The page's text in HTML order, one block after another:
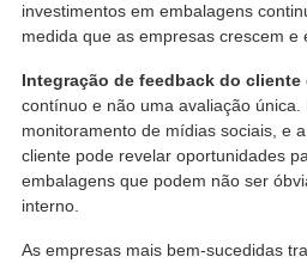
investimentos em embalagens
medida que as empresas crescem e
Integração de feedback do cliente
contínuo e não uma avaliação única.
monitoramento de mídias sociais, e
cliente pode revelar oportunidades
embalagens que podem não ser
interno.
As empresas mais bem-sucedidas